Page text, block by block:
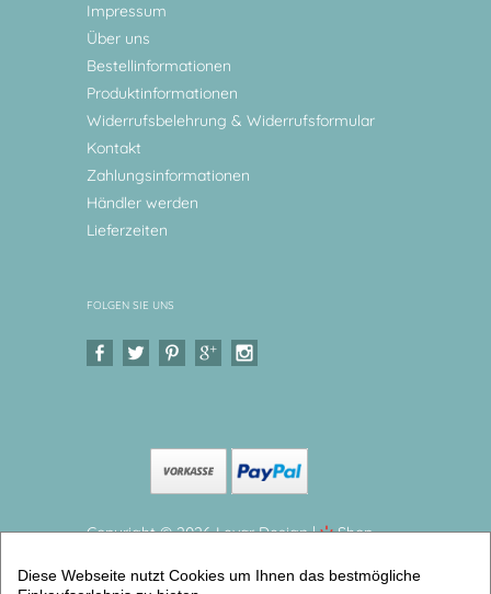
Impressum
Über uns
Bestellinformationen
Produktinformationen
Widerrufsbelehrung & Widerrufsformular
Kontakt
Zahlungsinformationen
Händler werden
Lieferzeiten
FOLGEN SIE UNS
Copyright © 2026 Levar Design |
Shop
Tischset, Platzdeckchen, Fuchs Abwischbares
Diese Webseite nutzt Cookies um Ihnen das bestmögliche